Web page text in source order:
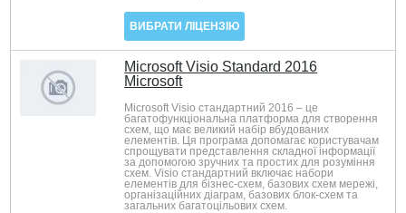
ВИБРАТИ ЛІЦЕНЗІЮ
Microsoft Visio Standard 2016
Microsoft
Microsoft Visio стандартний 2016 – це
багатофункціональна платформа для створення
схем, що має великий набір вбудованих
елементів. Ця програма допомагає користувачам
спрощувати представлення складної інформації
за допомогою зручних та простих для розуміння
схем. Visio стандартний включає набори
елементів для бізнес-схем, базових схем мережі,
організаційних діаграм, базових блок-схем та
загальних багатоцільових схем.